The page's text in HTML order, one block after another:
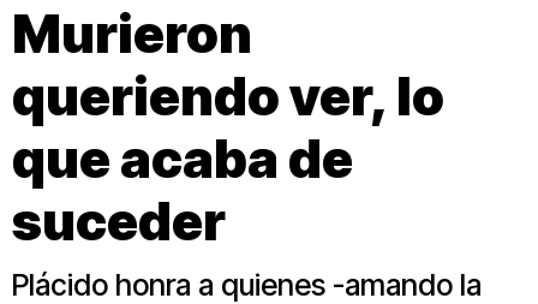
Murieron
queriendo ver, lo
que acaba de
suceder
Plácido honra a quienes -amando la